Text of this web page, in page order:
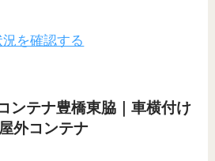
を確認する
ンテナ豊橋東脇｜車横付け
外コンテナ